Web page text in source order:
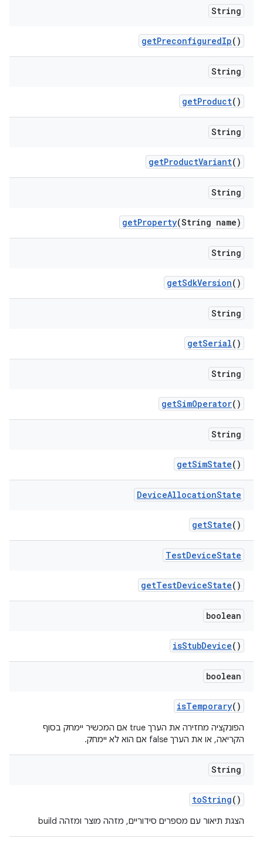
String
getPreconfiguredIp()
String
getProduct()
String
getProductVariant()
String
getProperty(String name)
String
getSdkVersion()
String
getSerial()
String
getSimOperator()
String
getSimState()
DeviceAllocationState
getState()
TestDeviceState
getTestDeviceState()
boolean
isStubDevice()
boolean
isTemporary()
הפונקציה מחזירה את הערך true אם המכשיר יימחק בסוף
הקריאה, או את הערך false אם הוא לא יימחק.
String
toString()
הצגת תיאור עם מספרים סידוריים, מזהה מוצר ומזהה build